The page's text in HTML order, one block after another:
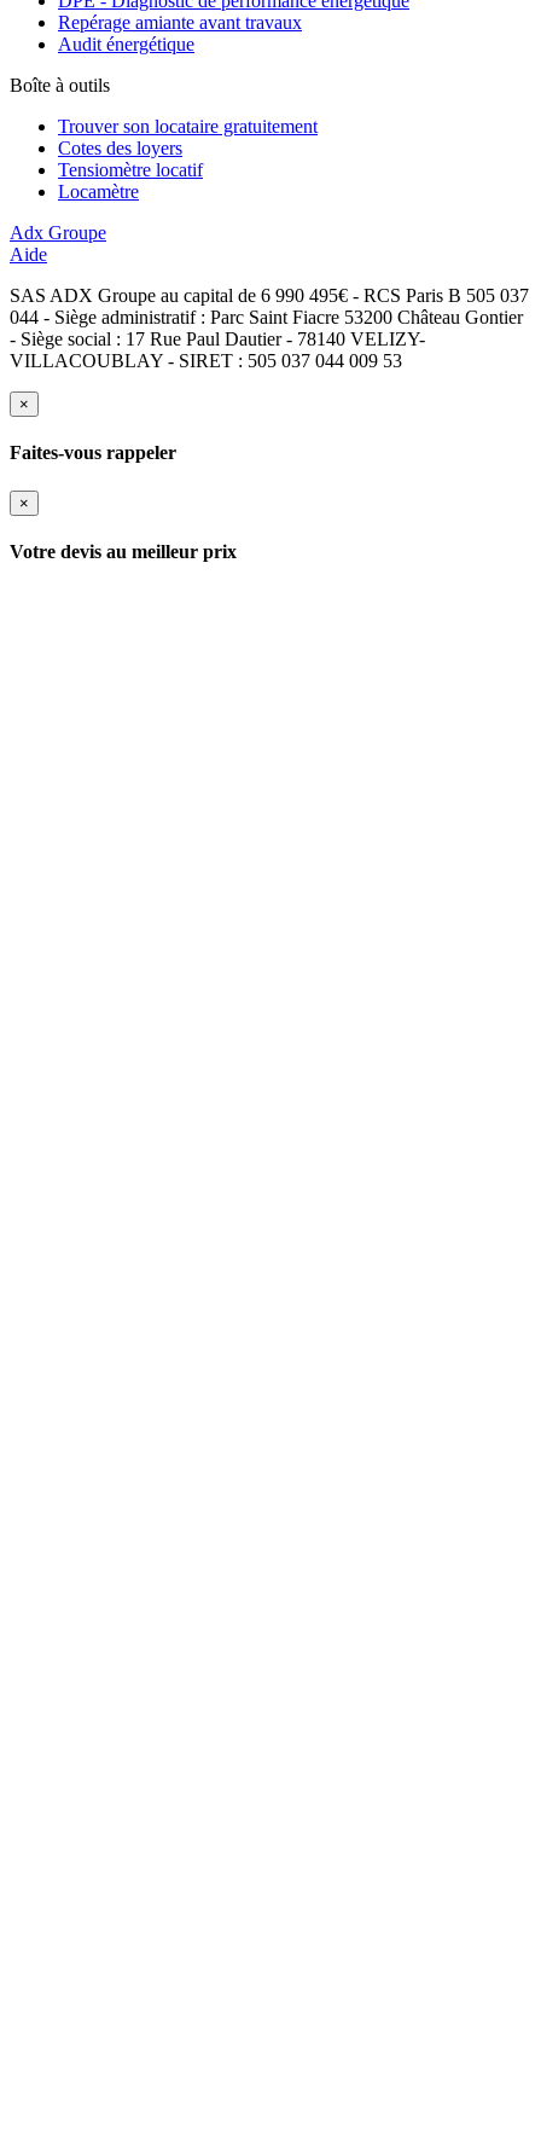
Repérage amiante avant travaux
Audit énergétique
Boîte à outils
Trouver son locataire gratuitement
Cotes des loyers
Tensiomètre locatif
Locamètre
Adx Groupe
Aide
SAS ADX Groupe au capital de 6 990 495€ - RCS Paris B 505 037
044 - Siège administratif : Parc Saint Fiacre 53200 Château Gontier
- Siège social : 17 Rue Paul Dautier - 78140 VELIZY-
VILLACOUBLAY - SIRET : 505 037 044 009 53
×
Faites-vous rappeler
×
Votre devis au meilleur prix